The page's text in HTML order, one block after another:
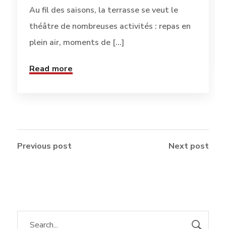
Au fil des saisons, la terrasse se veut le
théâtre de nombreuses activités : repas en
plein air, moments de [...]
Read more
Previous post Next post